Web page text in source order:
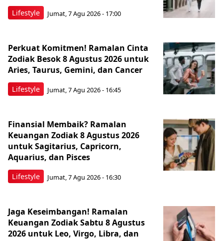
Lifestyle Jumat, 7 Agu 2026 - 17:00
Lifestyle
Perkuat Komitmen! Ramalan Cinta
Zodiak Besok 8 Agustus 2026 untuk
Aries, Taurus, Gemini, dan Cancer
Jumat, 7 Agu 2026 - 16:45
Lifestyle
Finansial Membaik? Ramalan
Keuangan Zodiak 8 Agustus 2026
untuk Sagitarius, Capricorn,
Aquarius, dan Pisces
Jumat, 7 Agu 2026 - 16:30
Jaga Keseimbangan! Ramalan
Keuangan Zodiak Sabtu 8 Agustus
2026 untuk Leo, Virgo, Libra, dan